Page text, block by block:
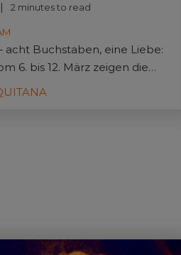
2 minutes to read
acht Buchstaben, eine Liebe:
6. bis 12. März zeigen die
was darf bei der